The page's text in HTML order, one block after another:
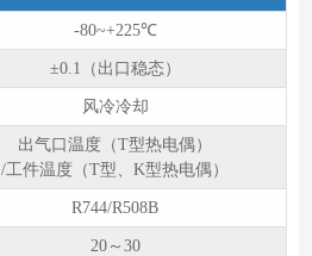
-80~+225℃
±0.1（出口稳态）
风冷冷却
出气口温度（T型热电偶）
/工件温度（T型、K型热电偶）
R744/R508B
20～30